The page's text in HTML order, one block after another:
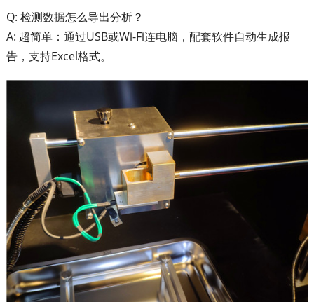
Q: 检测数据怎么导出分析？
A: 超简单：通过USB或Wi-Fi连电脑，配套软件自动生成报
告，支持Excel格式。